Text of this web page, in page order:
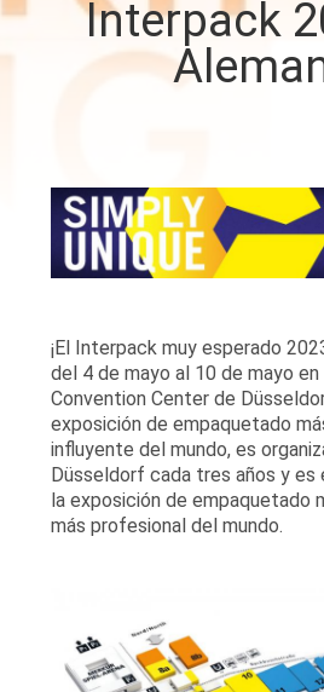
CONTROL
CONTÁCTENOS
CASOS
SOLICITAR UN
PRESUPUESTO
SITIO
Interpack
¡El Interpack muy esperado
del 4 de mayo al 10 de mayo
Convention Center de
exposición de empaquetado
influyente del mundo, es
Düsseldorf cada tres años y es
la exposición de empaquetado
más profesional del mundo.